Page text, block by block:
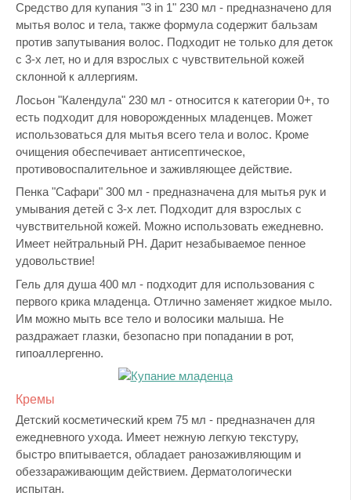
Средство для купания "3 in 1" 230 мл - предназначено для
мытья волос и тела, также формула содержит бальзам
против запутывания волос. Подходит не только для деток
с 3-х лет, но и для взрослых с чувствительной кожей
склонной к аллергиям.
Лосьон "Календула" 230 мл - относится к категории 0+, то
есть подходит для новорожденных младенцев. Может
использоваться для мытья всего тела и волос. Кроме
очищения обеспечивает антисептическое,
противовоспалительное и заживляющее действие.
Пенка "Сафари" 300 мл - предназначена для мытья рук и
умывания детей с 3-х лет. Подходит для взрослых с
чувствительной кожей. Можно использовать ежедневно.
Имеет нейтральный РН. Дарит незабываемое пенное
удовольствие!
Гель для душа 400 мл - подходит для использования с
первого крика младенца. Отлично заменяет жидкое мыло.
Им можно мыть все тело и волосики малыша. Не
раздражает глазки, безопасно при попадании в рот,
гипоаллергенно.
Кремы
Детский косметический крем 75 мл - предназначен для
ежедневного ухода. Имеет нежную легкую текстуру,
быстро впитывается, обладает ранозаживляющим и
обеззараживающим действием. Дерматологически
испытан.